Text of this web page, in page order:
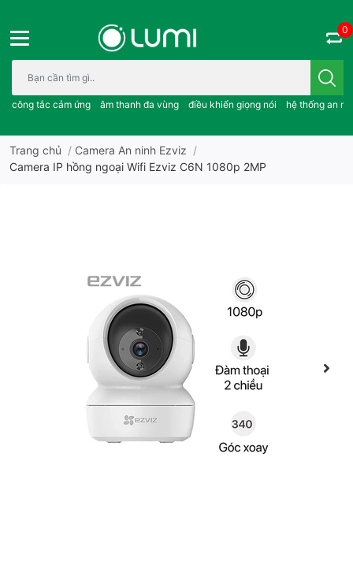
Bạn cần tìm gì..; công tắc cảm ứng..; âm thanh đa vùng ; điều
công tắc cảm ứng âm thanh đa vùng điều khiển giọng nói hệ thống an
0
Trang chủ / Camera An ninh Ezviz /
Camera IP hồng ngoại Wifi Ezviz C6N 1080p 2MP